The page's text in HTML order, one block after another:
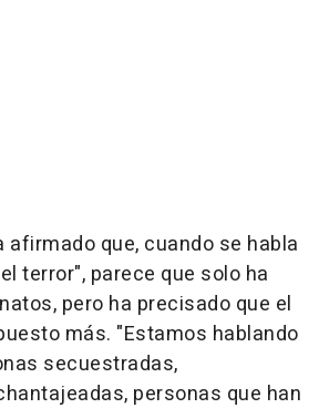
afirmado que, cuando se habla
terror", parece que solo ha
pero ha precisado que el
más. "Estamos hablando
secuestradas,
personas que han